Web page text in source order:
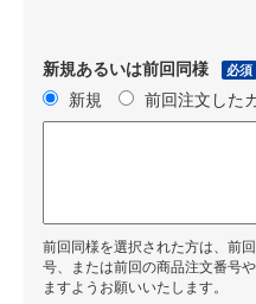
新規あるいは前回同様 必須
新規 前回注文した
前回同様を選択された方は、前
号、または前回の商品注文番号
ますようお願いいたします。